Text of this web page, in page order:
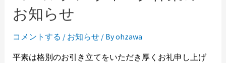
お知らせ
コメントする / お知らせ/ Byohzawa
平素は格別のお引き立てをいただき厚くお礼申し上げ